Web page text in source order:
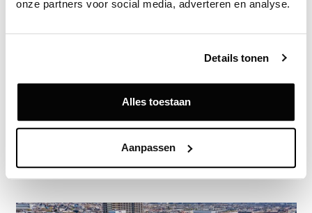
onze partners voor social media, adverteren en analyse.
Details tonen
Alles toestaan
Aanpassen
Gerelateerde nieuwsberichten